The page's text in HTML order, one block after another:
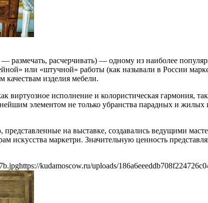
размечать, расчерчивать) — одному из наиболее
или «штучной» работы (как называли в России
изделия мебели.
виртуозное исполнение и колористическая гармония,
элементом не только убранства парадных и жилых
на выставке, создавались ведущими
искусства маркетри. Значительную ценность
https://kudamoscow.ru/uploads/